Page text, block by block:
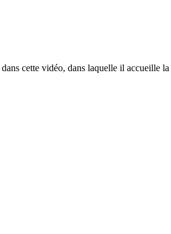
dans cette vidéo, dans laquelle il accueille la